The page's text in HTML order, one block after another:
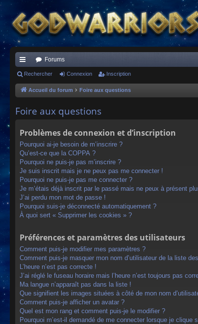
ac
co
s
Forums
Rechercher Connexion Inscription
Accueil du forum Foire aux questions
Foire aux questions
Problèmes de connexion et d’inscription
Pourquoi ai-je besoin de m’inscrire ?
Qu’est-ce que la COPPA ?
Pourquoi ne puis-je pas m’inscrire ?
Je suis inscrit mais je ne peux pas me connecter !
Pourquoi ne puis-je pas me connecter ?
Je m’étais déjà inscrit par le passé mais ne peux à présent
J’ai perdu mon mot de passe !
Pourquoi suis-je déconnecté automatiquement ?
À quoi sert « Supprimer les cookies » ?
Préférences et paramètres des utilisateurs
Comment puis-je modifier mes paramètres ?
Comment puis-je masquer mon nom d’utilisateur de la liste
L’heure n’est pas correcte !
J’ai réglé le fuseau horaire mais l’heure n’est toujours pas
Ma langue n’apparaît pas dans la liste !
Que signifient les images situées à côté de mon nom
Comment puis-je afficher un avatar ?
Quel est mon rang et comment puis-je le modifier ?
Pourquoi m’est-il demandé de me connecter lorsque je clique